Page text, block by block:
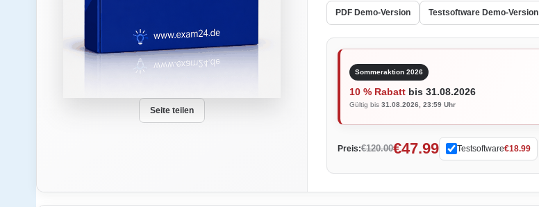
Seite teilen
PDF Demo-Version Testsoftware Demo-Version
Sommeraktion 2026
10 % Rabatt bis 31.08.2026
Gültig bis 31.08.2026, 23:59 Uhr
Preis:€120.00€47.99 Testsoftware€18.99